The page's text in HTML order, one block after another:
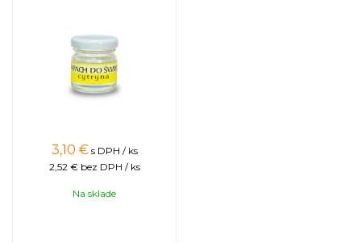
3,10 € s DPH / ks
2,52 € bez DPH / ks
Na sklade